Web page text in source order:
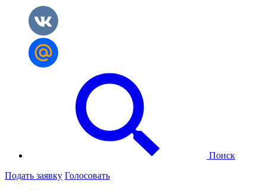
Поиск
Подать заявку Голосовать